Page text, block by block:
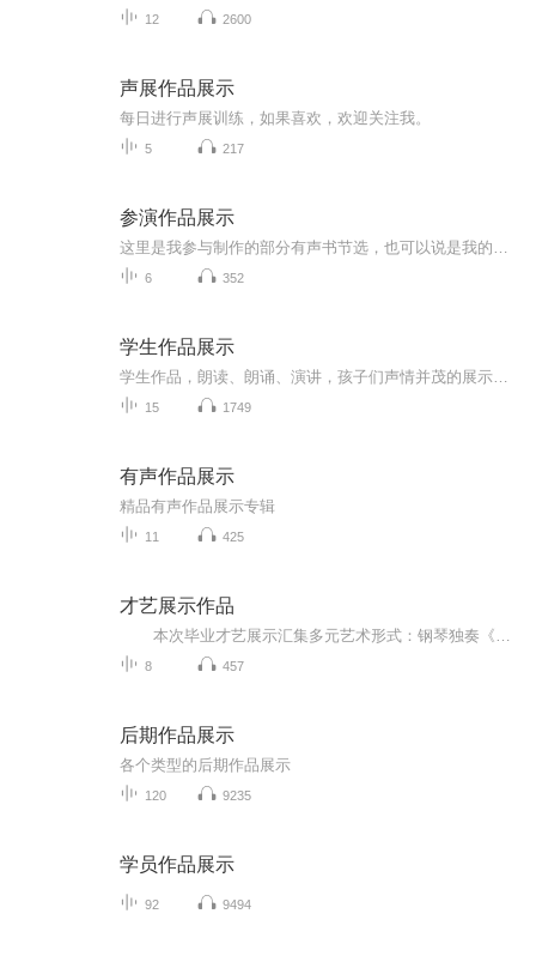
12 2600
声展作品展示
每日进行声展训练，如果喜欢，欢迎关注我。
5 217
参演作品展示
6 352
学生作品展示
15 1749
有声作品展示
精品有声作品展示专辑
11 425
才艺展示作品
8 457
后期作品展示
各个类型的后期作品展示
120 9235
学员作品展示
92 9494